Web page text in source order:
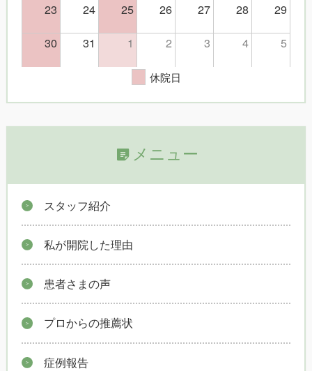
23
24 25 26 27 28
29
30
31 1 2 3 4 5
休院日
メニュー
スタッフ紹介
私が開院した理由
患者さまの声
プロからの推薦状
症例報告